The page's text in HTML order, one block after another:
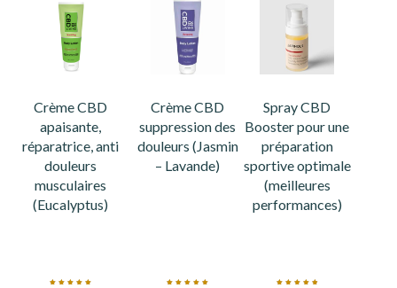
Crème CBD
apaisante,
réparatrice, anti
douleurs
musculaires
(Eucalyptus)
Crème CBD
suppression des
douleurs (Jasmin
– Lavande)
Spray CBD
Booster pour une
préparation
sportive optimale
(meilleures
performances)